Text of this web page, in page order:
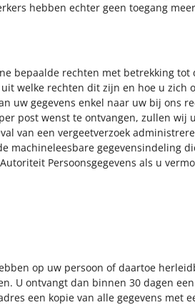
hebben echter geen toegang
bepaalde rechten met betrekking tot
welke rechten dit zijn en hoe u zich
uw gegevens enkel naar uw bij ons
post wenst te ontvangen, zullen wij
van een vergeetverzoek
machineleesbare gegevensindeling
Persoonsgegevens als u
op uw persoon of daartoe
U ontvangt dan binnen 30 dagen
een kopie van alle gegevens met